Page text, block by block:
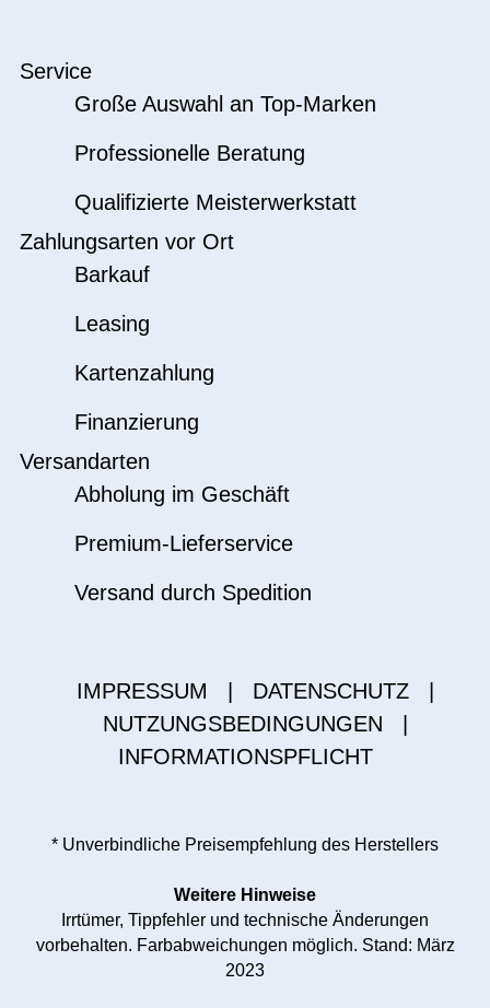
Service
Große Auswahl an Top-Marken
Professionelle Beratung
Qualifizierte Meisterwerkstatt
Zahlungsarten vor Ort
Barkauf
Leasing
Kartenzahlung
Finanzierung
Versandarten
Abholung im Geschäft
Premium-Lieferservice
Versand durch Spedition
IMPRESSUM DATENSCHUTZ
NUTZUNGSBEDINGUNGEN
INFORMATIONSPFLICHT
* Unverbindliche Preisempfehlung des Herstellers
Weitere Hinweise
Irrtümer, Tippfehler und technische Änderungen
vorbehalten. Farbabweichungen möglich. Stand: März
2023